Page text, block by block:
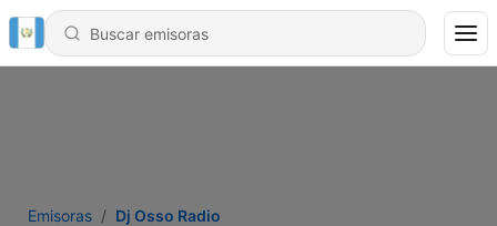
Emisoras Dj Osso Radio